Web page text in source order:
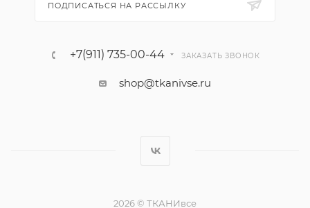
ПОДПИСАТЬСЯ НА РАССЫЛКУ
+7(911) 735-00-44 ЗАКАЗАТЬ ЗВОНОК
shop@tkanivse.ru
2026 © ТКАНИвсе